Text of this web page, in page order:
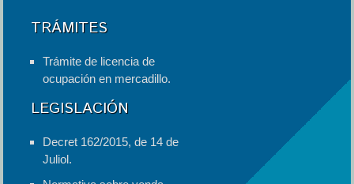
TRÁMITES
Trámite de licencia de
ocupación en mercadillo.
LEGISLACIÓN
Decret 162/2015, de 14 de
Juliol.